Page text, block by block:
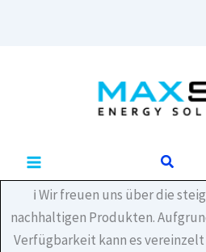
Suchen
ℹ️ Wir freuen uns über die
nachhaltigen Produkten.
Verfügbarkeit kann es